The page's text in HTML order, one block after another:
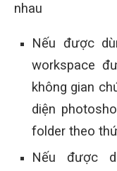
nhau
Nếu được
workspace
không gian
diện
folder theo
Nếu được